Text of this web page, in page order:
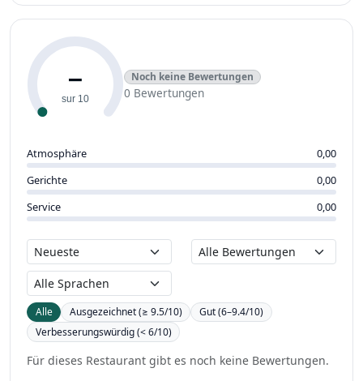
–
sur 10
Noch keine Bewertungen
0 Bewertungen
Atmosphäre
0,00
Gerichte
0,00
Service
0,00
Alle Ausgezeichnet (≥ 9.5/10)
Gut (6–9.4/10)
Verbesserungswürdig (< 6/10)
Für dieses Restaurant gibt es noch keine Bewertungen.